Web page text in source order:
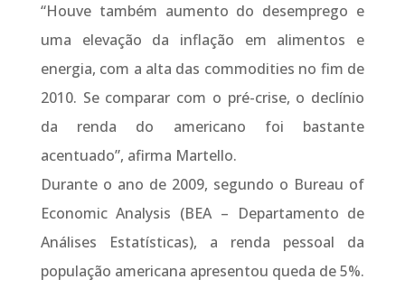
“Houve também aumento do desemprego e
uma elevação da inflação em alimentos e
energia, com a alta das commodities no fim de
2010. Se comparar com o pré-crise, o declínio
da renda do americano foi bastante
acentuado”, afirma Martello.
Durante o ano de 2009, segundo o Bureau of
Economic Analysis (BEA – Departamento de
Análises Estatísticas), a renda pessoal da
população americana apresentou queda de 5%.